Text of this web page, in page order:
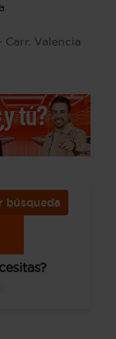
Carr. Valencia
búsqueda